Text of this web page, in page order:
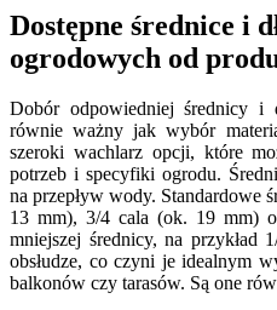
Dostępne średnice i
ogrodowych od
Dobór odpowiedniej średnicy i
równie ważny jak wybór
szeroki wachlarz opcji, które
potrzeb i specyfiki ogrodu.
na przepływ wody. Standardowe
13 mm), 3/4 cala (ok. 19 mm)
mniejszej średnicy, na przykład
obsłudze, co czyni je idealnym
balkonów czy tarasów. Są one